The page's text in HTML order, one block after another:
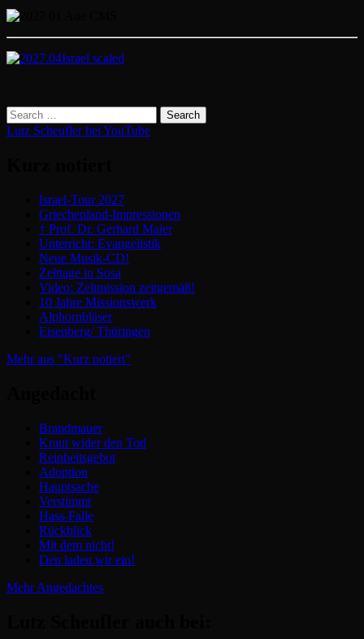
Lutz Scheufler bei YouTube
Israel-Tour 2027
Griechenland-Impressionen
† Prof. Dr. Gerhard Maier
Unterricht: Evangelistik
Neue Musik-CD!
Zelttage in Sosa
Video: Zeltmission zeitgemäß!
10 Jahre Missionswerk
Alphornbläser
Eisenberg/ Thüringen
Mehr aus "Kurz notiert"
Brandmauer
Kraut wider den Tod
Reinheitsgebot
Adoption
Hauptsache
Verstimmt
Hass-Falle
Rückblick
Mit dem nicht!
Den laden wir ein!
Mehr Angedachtes